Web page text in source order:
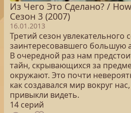
Из Чего Это Сделано? /
Сезон 3 (2007)
16.01.2013
Третий сезон увлекательного
заинтересовавшего большую
В очередной раз нам
тайн, скрывающихся за
окружают. Это почти
как создавался мир вокруг
привыкли видеть.
14 серий